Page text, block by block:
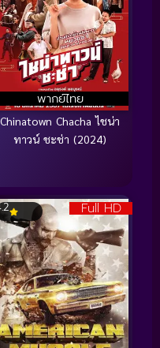
พากย์ไทย
Chinatown Chacha ไชน่า
ทาวน์ ชะช่า (2024)
Full HD